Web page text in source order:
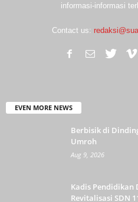
informasi-informasi
Contact us:
EVEN MORE NEWS
Berbisik di
Umroh
Aug 9, 2026
Kadis Pendidikan
Revitalisasi SDN